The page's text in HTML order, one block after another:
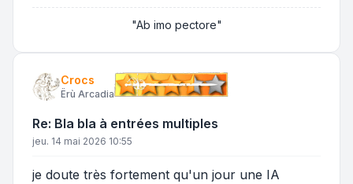
"Ab imo pectore"
Crocs
Ërù Arcadia
Re: Bla bla à entrées multiples
jeu. 14 mai 2026 10:55
je doute très fortement qu'un jour une IA